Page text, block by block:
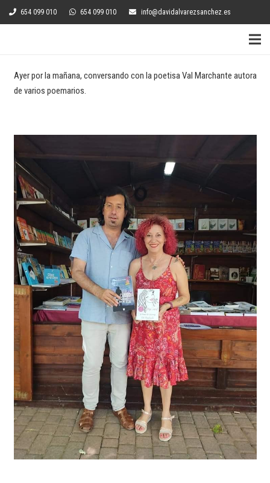
654 099 010 654 099 010 info@davidalvarezsanchez.es
Ayer por la mañana, conversando con la poetisa Val Marchante autora
de varios poemarios.